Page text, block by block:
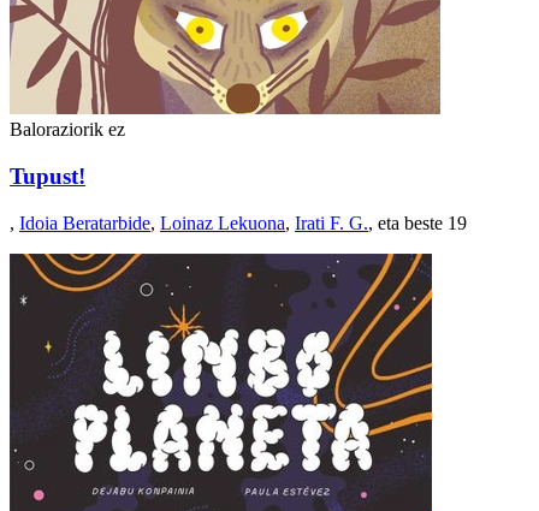
Baloraziorik ez
Tupust!
, Idoia Beratarbide, Loinaz Lekuona, Irati F. G., eta beste 19